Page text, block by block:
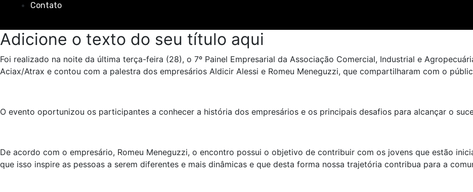
Contato
Adicione o texto do seu título aqui
Foi realizado na noite da última terça-feira (28), o 7º Painel Empresarial da Associação Comercial, Industrial e
Aciax/Atrax e contou com a palestra dos empresários Aldicir Alessi e Romeu Meneguzzi, que compartilharam com o
O evento oportunizou os participantes a conhecer a história dos empresários e os principais desafios para alcançar o
De acordo com o empresário, Romeu Meneguzzi, o encontro possui o objetivo de contribuir com os jovens que estão
que isso inspire as pessoas a serem diferentes e mais dinâmicas e que desta forma nossa trajetória contribua para a